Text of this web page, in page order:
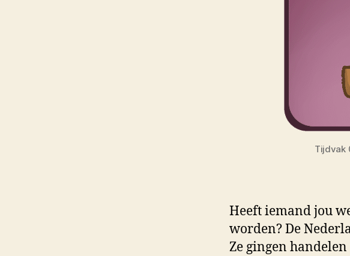
Tijdvak
Heeft iemand jou
worden? De
Ze gingen